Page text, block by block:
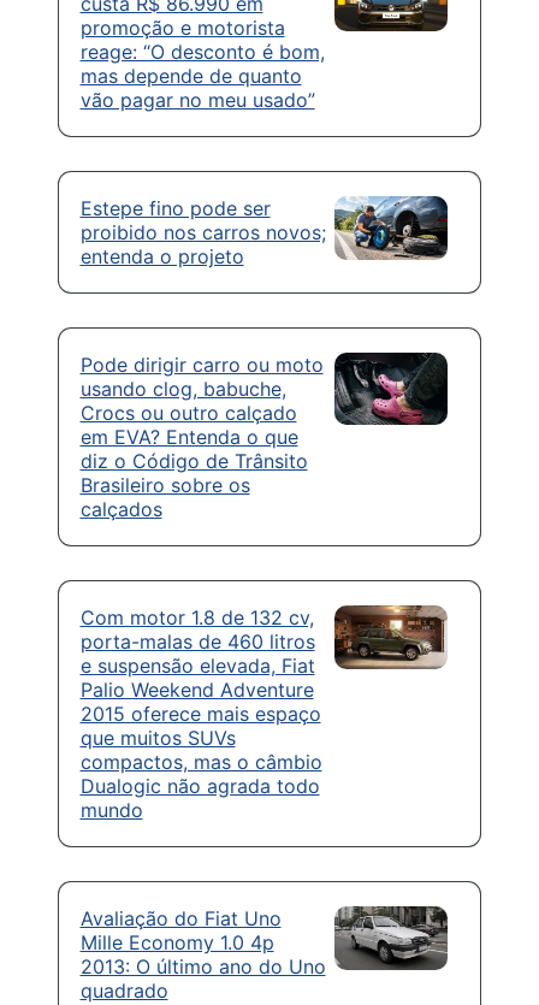
promoção e motorista
reage: “O desconto é bom,
mas depende de quanto
vão pagar no meu usado”
Estepe fino pode ser
proibido nos carros novos;
entenda o projeto
Pode dirigir carro ou moto
usando clog, babuche,
Crocs ou outro calçado
em EVA? Entenda o que
diz o Código de Trânsito
Brasileiro sobre os
calçados
Com motor 1.8 de 132 cv,
porta-malas de 460 litros
e suspensão elevada, Fiat
Palio Weekend Adventure
2015 oferece mais espaço
que muitos SUVs
compactos, mas o câmbio
Dualogic não agrada todo
mundo
Avaliação do Fiat Uno
Mille Economy 1.0 4p
2013: O último ano do Uno
quadrado